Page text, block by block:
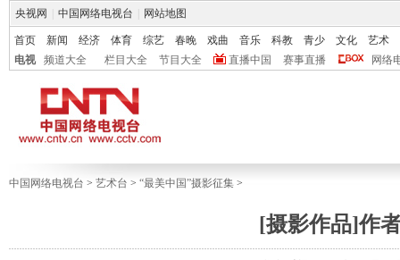
央视网 中国网络电视台 网站地图
首页 新闻 经济 体育 综艺 春晚 戏曲 音乐 科教 青少 文化
艺术
电视
频道大全 栏目大全 节目大全 直播中国 赛事直播 网络
中国网络电视台 > 艺术台 > “最美中国”摄影征集 >
[摄影作品]作